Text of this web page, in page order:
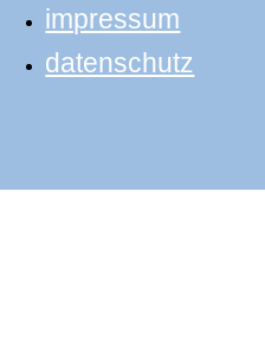
impressum
datenschutz